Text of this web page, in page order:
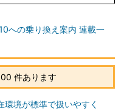
た状態でインストールを進
ットアップを完了します
への乗り換え案内 連載一
件あります
境が標準で扱いやすく